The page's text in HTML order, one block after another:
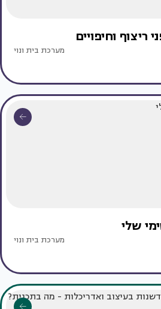
וחיפויים
מערכת בית ונוי
שלי
מערכת בית ונוי